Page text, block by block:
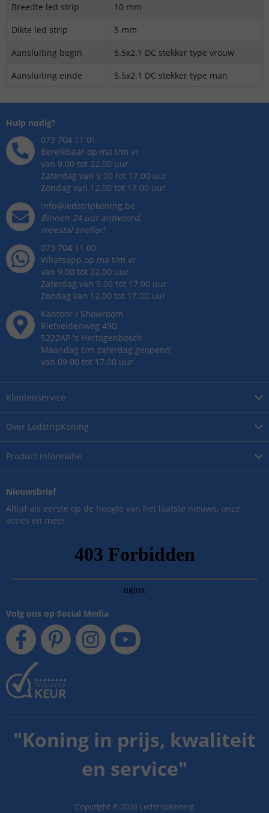
Breedte led strip
10 mm
Dikte led strip
5 mm
Aansluiting begin
5.5x2.1 DC stekker type vrouw
Aansluiting einde
5.5x2.1 DC stekker type man
Over LedstripKoning
Product informatie
Klantenservice
Hulp nodig?
073 704 11 01
Bereikbaar op ma t/m vr
van 9.00 tot 22.00 uur
Zaterdag van 9.00 tot 17.00 uur
Zondag van 12.00 tot 17.00 uur
info@ledstripkoning.be
Binnen 24 uur antwoord,
meestal sneller!
073 704 11 00
Whatsapp op ma t/m vr
van 9.00 tot 22.00 uur
Zaterdag van 9.00 tot 17.00 uur
Zondag van 12.00 tot 17.00 uur
Kantoor / Showroom
Rietveldenweg 49D
5222AP 's Hertogenbosch
Maandag t/m zaterdag geopend
van 09.00 tot 17.00 uur
Nieuwsbrief
Altijd als eerste op de hoogte van het laatste nieuws, onze
acties en meer.
Volg ons op Social Media
"Koning in prijs, kwaliteit
en service"
Copyright © 2026 LedstripKoning